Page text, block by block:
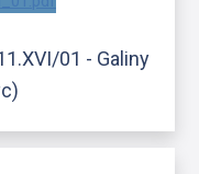
01 - Galiny